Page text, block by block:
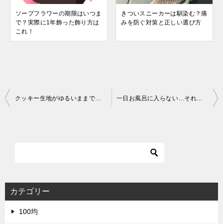
ソープフラワーの期限はいつま
で？実際に1年飾った飾り方は
これ！
きついスニーカーは馴染む？痛
みを防ぐ対策と正しい選び方
投
シ
ョ
クッキー生地がゆるいままでもOK？失敗しない焼き方とおいしく仕上げるコツ 一日お風呂に入らない…それってばれる？ 忙しい人のための清潔感キープ術
カテゴリー
100均